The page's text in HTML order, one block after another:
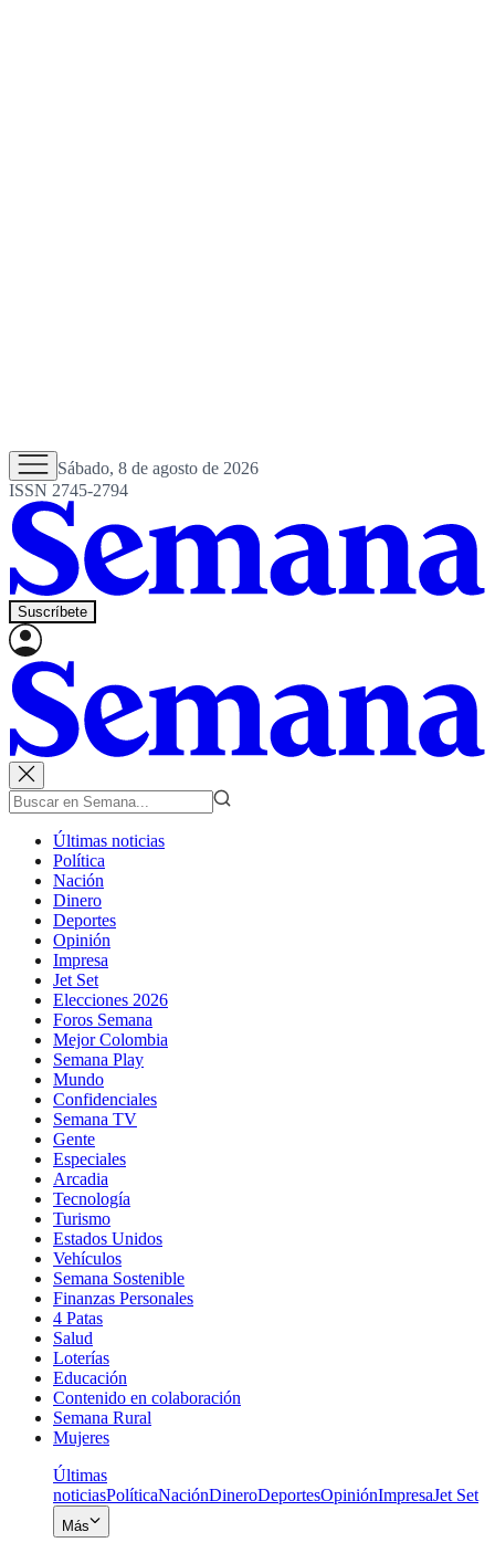
Sábado, 8 de agosto de 2026
ISSN 2745-2794
Suscríbete
Últimas noticias
Política
Nación
Dinero
Deportes
Opinión
Impresa
Jet Set
Elecciones 2026
Foros Semana
Mejor Colombia
Semana Play
Mundo
Confidenciales
Semana TV
Gente
Especiales
Arcadia
Tecnología
Turismo
Estados Unidos
Vehículos
Semana Sostenible
Finanzas Personales
4 Patas
Salud
Loterías
Educación
Contenido en colaboración
Semana Rural
Mujeres
Últimas
noticiasPolíticaNaciónDineroDeportesOpiniónImpresaJet Set
Más